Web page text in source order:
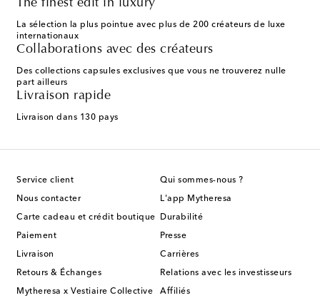
The finest edit in luxury
La sélection la plus pointue avec plus de 200 créateurs de luxe
internationaux
Collaborations avec des créateurs
Des collections capsules exclusives que vous ne trouverez nulle
part ailleurs
Livraison rapide
Livraison dans 130 pays
Service client
Nous contacter
Carte cadeau et crédit boutique
Paiement
Livraison
Retours & Échanges
Mytheresa x Vestiaire Collective
Qui sommes-nous ?
L'app Mytheresa
Durabilité
Presse
Carrières
Relations avec les investisseurs
Affiliés